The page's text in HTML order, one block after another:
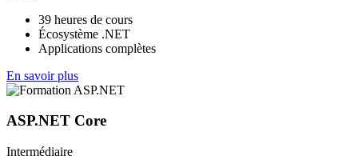
39 heures de cours
Écosystème .NET
Applications complètes
En savoir plus
ASP.NET Core
Intermédiaire